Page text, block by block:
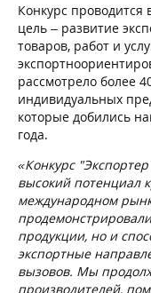
Конкурс проводится
цель – развитие
товаров, работ и
рассмотрело более
индивидуальных
которые добились
года.
«Конкурс
высокий потенциал
международном
продукции, но и
экспортные
вызовов. Мы
производителей,